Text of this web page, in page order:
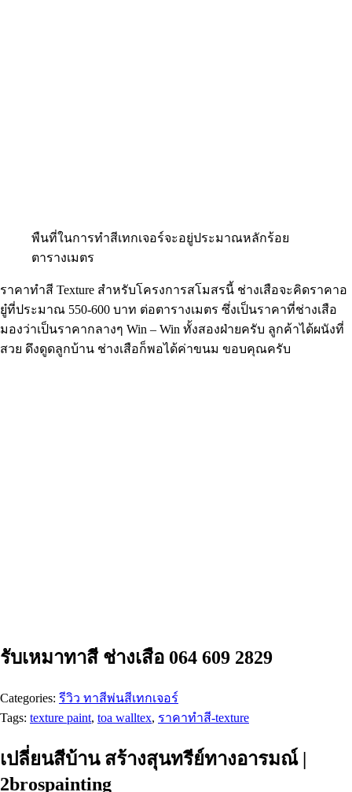
พืนที่ในการทำสีเทกเจอร์จะอยู่ประมาณหลักร้อย
ตารางเมตร
ราคาทำสี Texture สำหรับโครงการสโมสรนี้ ช่างเสือจะคิดราคาอ
ยู๋ที่ประมาณ 550-600 บาท ต่อตารางเมตร ซึ่งเป็นราคาที่ช่างเสือ
มองว่าเป็นราคากลางๆ Win – Win ทั้งสองฝ่ายครับ ลูกค้าได้ผนังที่
สวย ดึงดูดลูกบ้าน ช่างเสือก็พอได้ค่าขนม ขอบคุณครับ
รับเหมาทาสี ช่างเสือ 064 609 2829
Categories: รีวิว ทาสีพ่นสีเทกเจอร์
Tags: texture paint, toa walltex, ราคาทำสี-texture
เปลี่ยนสีบ้าน สร้างสุนทรีย์ทางอารมณ์ |
2brospainting